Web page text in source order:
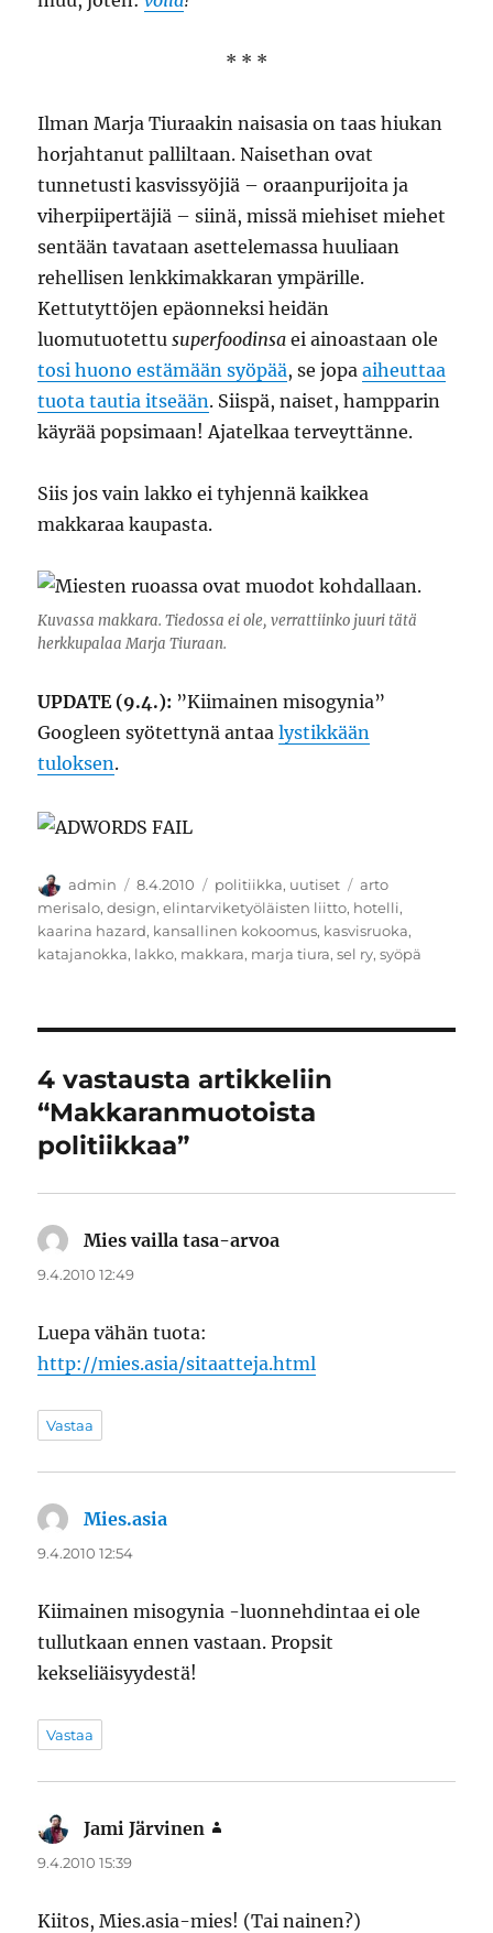
* * *
Ilman Marja Tiuraakin naisasia on taas hiukan
horjahtanut palliltaan. Naisethan ovat
tunnetusti kasvissyöjiä – oraanpurijoita ja
viherpiipertäjiä – siinä, missä miehiset miehet
sentään tavataan asettelemassa huuliaan
rehellisen lenkkimakkaran ympärille.
Kettutyttöjen epäonneksi heidän
luomutuotettusuperfoodinsa ei ainoastaan ole
tosi huono estämään syöpää, se jopaaiheuttaa
tuota tautia itseään. Siispä, naiset, hampparin
käyrää popsimaan! Ajatelkaa terveyttänne.
Siis jos vain lakko ei tyhjennä kaikkea
makkaraa kaupasta.
Kuvassa makkara. Tiedossa ei ole, verrattiinko juuri tätä
herkkupalaa Marja Tiuraan.
UPDATE (9.4.): ”Kiimainen misogynia”
Googleen syötettynä antaalystikkään
tuloksen.
Kirjoittaja
admin Julkaistu
8.4.2010 Kategoriat
politiikka, uutiset Avainsanat
arto
merisalo,design,elintarviketyöläisten liitto, hotelli,
kaarina hazard, kansallinen kokoomus, kasvisruoka,
katajanokka, lakko, makkara, marja tiura,sel ry,syöpä
4 vastausta artikkeliin
“Makkaranmuotoista
politiikkaa”
Mies vailla tasa-arvoa
9.4.2010 12:49
Luepa vähän tuota:
http://mies.asia/sitaatteja.html
Vastaa
Mies.asia
9.4.2010 12:54
Kiimainen misogynia -luonnehdintaa ei ole
tullutkaan ennen vastaan. Propsit
kekseliäisyydestä!
Vastaa
Jami Järvinen
9.4.2010 15:39
Kiitos, Mies.asia-mies! (Tai nainen?)